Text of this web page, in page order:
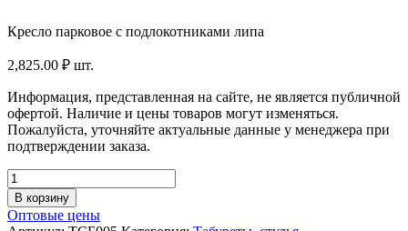
Кресло парковое с подлокотниками липа
2,825.00 ₽ шт.
Информация, представленная на сайте, не является публичной
офертой. Наличие и цены товаров могут изменяться.
Пожалуйста, уточняйте актуальные данные у менеджера при
подтверждении заказа.
В корзину
Оптовые цены